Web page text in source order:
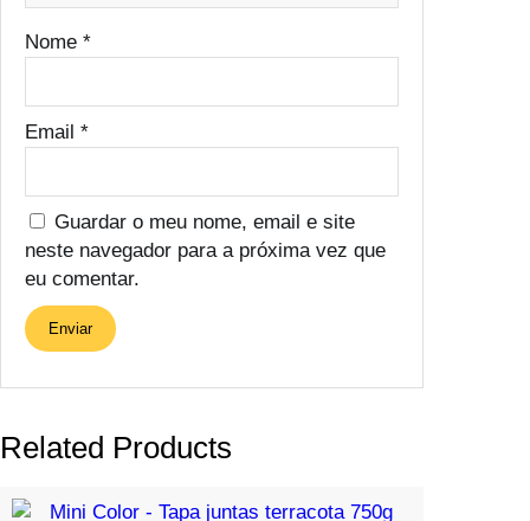
Nome *
Email *
Guardar o meu nome, email e site
neste navegador para a próxima vez que
eu comentar.
Related Products